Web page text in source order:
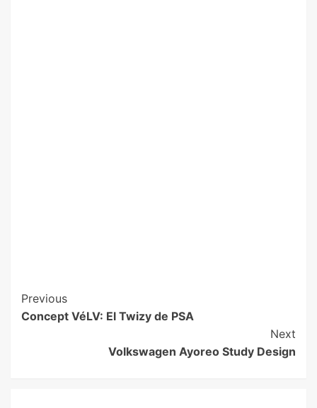
Previous
Concept VéLV: El Twizy de PSA
Next
Volkswagen Ayoreo Study Design